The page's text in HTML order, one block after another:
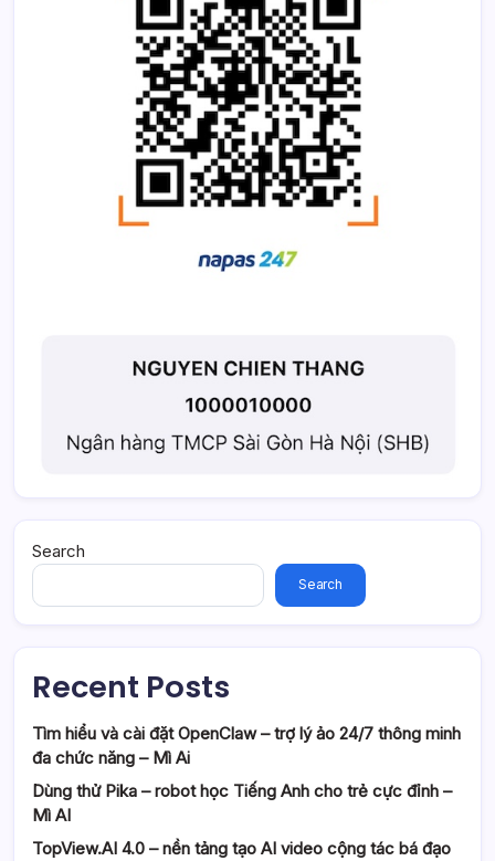
Search
Search
Recent Posts
Tìm hiểu và cài đặt OpenClaw – trợ lý ảo 24/7 thông minh
đa chức năng – Mì Ai
Dùng thử Pika – robot học Tiếng Anh cho trẻ cực đỉnh –
Mì AI
TopView.AI 4.0 – nền tảng tạo AI video cộng tác bá đạo